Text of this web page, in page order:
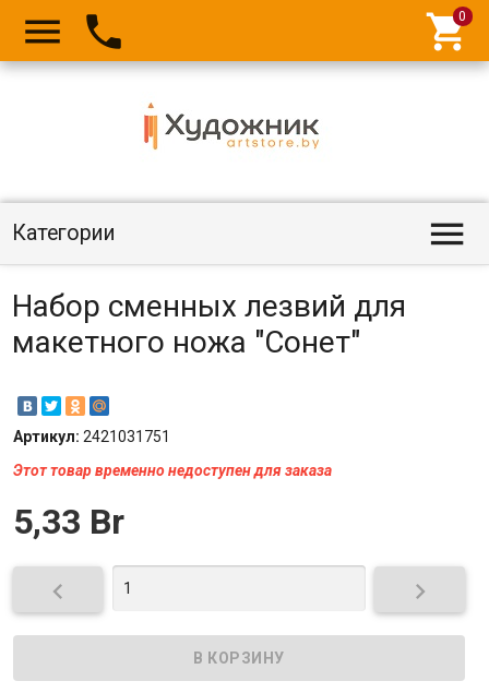
  
Категории 
Набор сменных лезвий для
макетного ножа "Сонет"
Артикул: 2421031751
Этот товар временно недоступен для заказа
5,33 Br
 